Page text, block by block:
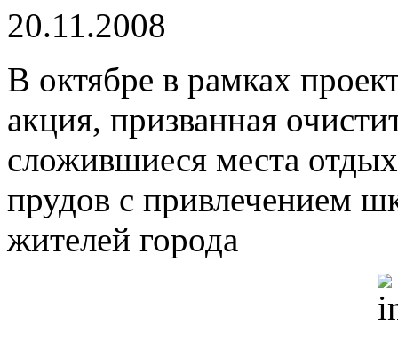
20.11.2008
В октябре в рамках
акция, призванная
сложившиеся места
прудов с привлечением
жителей города